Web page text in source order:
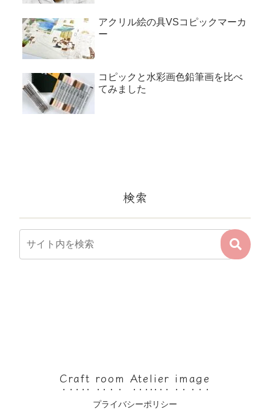
アクリル絵の具VSコピックマーカ
ー
コピックと水彩画色鉛筆画を比べ
てみました
検索
Craft room Atelier image
プライバシーポリシー